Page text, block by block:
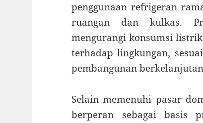
penggunaan refrigeran
ruangan dan kulkas.
mengurangi konsumsi
terhadap lingkungan,
pembangunan
Selain memenuhi pasar
berperan sebagai basis